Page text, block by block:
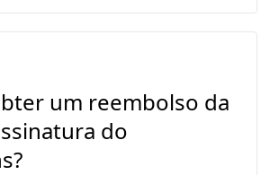
um reembolso da
do